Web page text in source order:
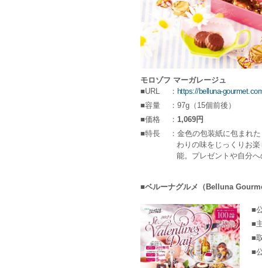
モロゾフ マーガレージュ
■URL
： https://belluna-
■容量
：97g（15個前後）
■価格
： 1,069円
■特長
：金色の包装紙に包まれ
わりの味をじっくりお楽
能。プレゼントや自分へ
■ベルーナグルメ（Belluna
■
■
■
■